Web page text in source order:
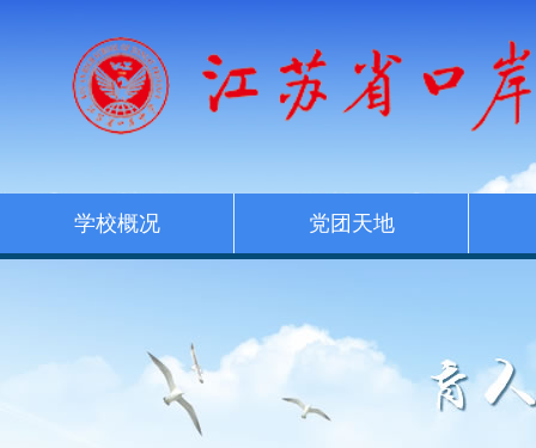
学校概况 党团天地